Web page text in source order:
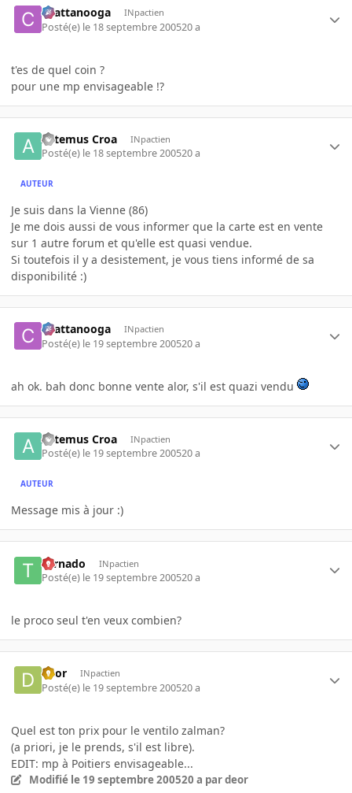
chattanooga INpactien
Posté(e) le 18 septembre 200520 a
t'es de quel coin ?
pour une mp envisageable !?
Artemus Croa INpactien
Posté(e) le 18 septembre 200520 a
AUTEUR
Je suis dans la Vienne (86)
Je me dois aussi de vous informer que la carte est en vente
sur 1 autre forum et qu'elle est quasi vendue.
Si toutefois il y a desistement, je vous tiens informé de sa
disponibilité :)
chattanooga INpactien
Posté(e) le 19 septembre 200520 a
ah ok. bah donc bonne vente alor, s'il est quazi vendu
Artemus Croa INpactien
Posté(e) le 19 septembre 200520 a
AUTEUR
Message mis à jour :)
tornado INpactien
Posté(e) le 19 septembre 200520 a
le proco seul t'en veux combien?
deor INpactien
Posté(e) le 19 septembre 200520 a
Quel est ton prix pour le ventilo zalman?
(a priori, je le prends, s'il est libre).
EDIT: mp à Poitiers envisageable...
Modifié le 19 septembre 200520 a par deor